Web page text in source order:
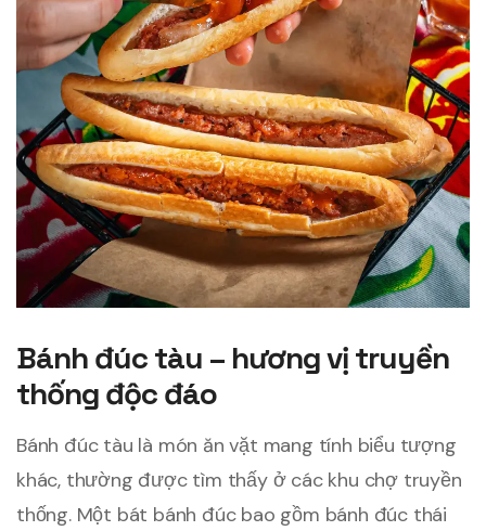
Bánh đúc tàu – hương vị truyền
thống độc đáo
Bánh đúc tàu là món ăn vặt mang tính biểu tượng
khác, thường được tìm thấy ở các khu chợ truyền
thống. Một bát bánh đúc bao gồm bánh đúc thái